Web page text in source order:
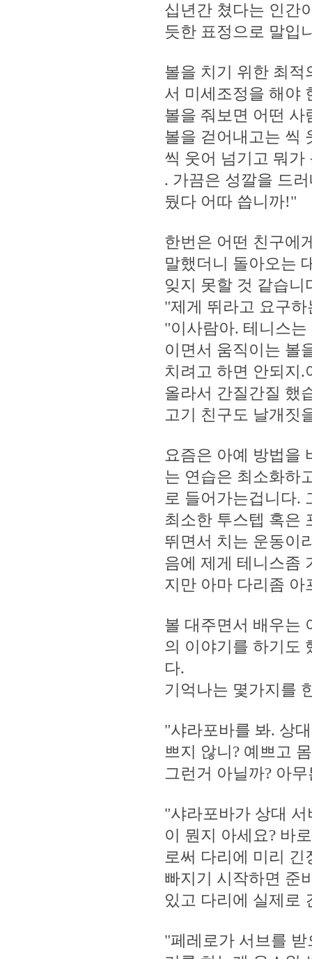
십년간 쳤다는 인간
듯한 표정으로 말입
볼을 치기 위한 최
서 미세조정을 해야
볼을 줘보면 어떤 사
볼을 걷어내고는 씩
씩 웃어 넘기고 뭐가
. 가끔은 성깔을 드
뒀다 어따 씁니까!"
한번은 어떤 친구에
말했더니 돌아오는
잊지 못할 것 같습니
"제게 뛰라고 요구
"이사람아. 테니스
이면서 움직이는 볼
치려고 하면 안되지
올라서 간질간질 했
고기 친구도 날개짓
요즘은 아예 방법을
는 연습은 최소화하
로 들어가는겁니다.
최소한 투스텝 혹은
뛰면서 치는 운동이
음에 제게 테니스좀
지만 아마 다리좀 아
볼 대주면서 배우는
의 이야기를 하기도
다.
기억나는 몇가지를
"샤라포바를 봐. 상
쁘지 않니? 예쁘고
그런거 아닐까? 아
"샤라포바가 상대
이 뭔지 아세요? 바
로써 다리에 미리
빠지기 시작하면 준
있고 다리에 실제로
"페레로가 서브를